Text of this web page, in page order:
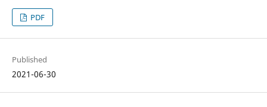
PDF
Published
2021-06-30